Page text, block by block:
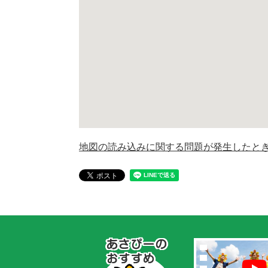
地図の読み込みに関する問題が発生したと